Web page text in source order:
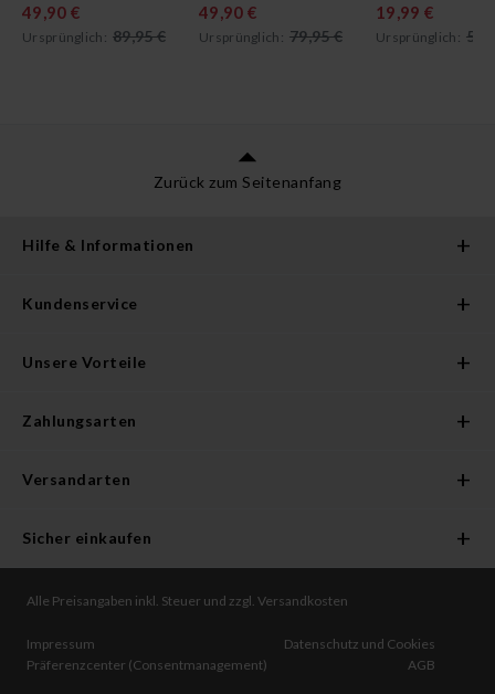
49,90 €
Ursprünglich: 89,95 €
49,90 €
Ursprünglich: 79,95 €
19,99 €
Ursprünglich:
Zurück zum Seitenanfang
Hilfe & Informationen
Kundenservice
Unsere Vorteile
Zahlungsarten
Versandarten
Sicher einkaufen
Alle Preisangaben inkl. Steuer und zzgl. Versandkosten
Impressum
Datenschutz und Cookies
Präferenzcenter (Consentmanagement)
AGB